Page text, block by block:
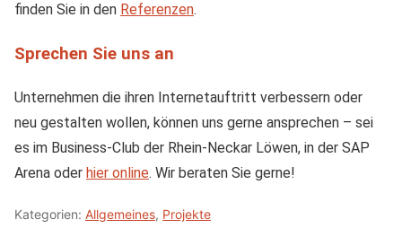
finden Sie in den Referenzen.
Sprechen Sie uns an
Unternehmen die ihren Internetauftritt verbessern oder
neu gestalten wollen, können uns gerne ansprechen – sei
es im Business-Club der Rhein-Neckar Löwen, in der SAP
Arena oder hier online. Wir beraten Sie gerne!
Kategorien: Allgemeines, Projekte